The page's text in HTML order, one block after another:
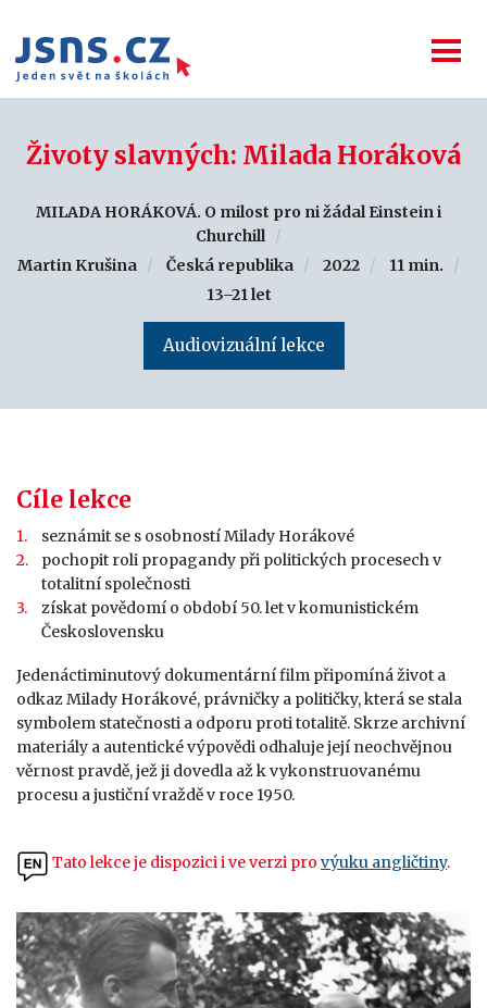
Životy slavných: Milada Horáková
MILADA HORÁKOVÁ. O milost pro ni žádal Einstein i
Churchill
Martin Krušina
Česká republika 2022
11 min.
13–21 let
Audiovizuální lekce
Cíle lekce
seznámit se s osobností Milady Horákové
pochopit roli propagandy při politických procesech v
totalitní společnosti
získat povědomí o období 50. let v komunistickém
Československu
Jedenáctiminutový dokumentární film připomíná život a
odkaz Milady Horákové, právničky a političky, která se stala
symbolem statečnosti a odporu proti totalitě. Skrze archivní
materiály a autentické výpovědi odhaluje její neochvějnou
věrnost pravdě, jež ji dovedla až k vykonstruovanému
procesu a justiční vraždě v roce 1950.
Tato lekce je dispozici i ve verzi pro výuku angličtiny.